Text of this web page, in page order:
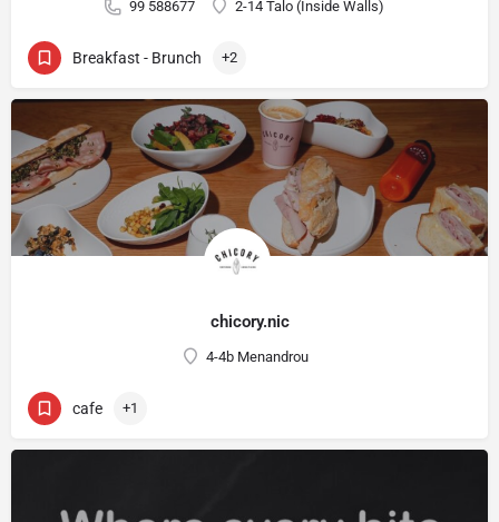
99 588677 2-14 Talo (Inside Walls)
Breakfast - Brunch +2
chicory.nic
4-4b Menandrou
cafe +1